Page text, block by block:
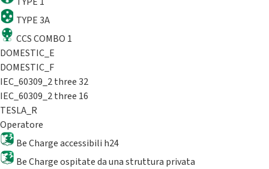
TYPE 3A
CCS COMBO 1
DOMESTIC_E
DOMESTIC_F
IEC_60309_2 three 32
IEC_60309_2 three 16
TESLA_R
Operatore
Be Charge accessibili h24
Be Charge ospitate da una struttura privata